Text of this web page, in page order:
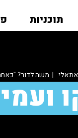
תוכניות
אתאלי | משה לדור?